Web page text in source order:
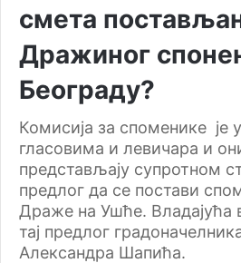
смета
Дражиног
Београду?
Комисија за споменике је
гласовима и левичара и
представљају супротном
предлог да се постави
Драже на Ушће. Владајућа
тај предлог
Александра Шапића.